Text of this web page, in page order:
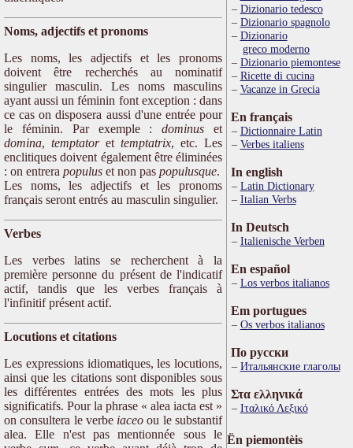
Noms, adjectifs et pronoms
Les noms, les adjectifs et les pronoms
doivent être recherchés au nominatif
singulier masculin. Les noms masculins
ayant aussi un féminin font exception : dans
ce cas on disposera aussi d'une entrée pour
le féminin. Par exemple :dominus et
domina, temptatoret temptatrix, etc. Les
enclitiques doivent également être éliminées
: on entrera populus et non pas populusque.
Les noms, les adjectifs et les pronoms
français seront entrés au masculin singulier.
Verbes
Les verbes latins se recherchent à la
première personne du présent de l'indicatif
actif, tandis que les verbes français à
l'infinitif présent actif.
Locutions et citations
Les expressions idiomatiques, les locutions,
ainsi que les citations sont disponibles sous
les différentes entrées des mots les plus
significatifs. Pour la phrase « alea iacta est »
on consultera le verbe iaceo ou le substantif
alea. Elle n'est pas mentionnée sous le
Dizionario tedesco
Dizionario spagnolo
Dizionario
greco moderno
Dizionario piemontese
Ricette di cucina
Vacanze in Grecia
En français
Dictionnaire Latin
Verbes italiens
In english
Latin Dictionary
Italian Verbs
In Deutsch
Italienische Verben
En español
Los verbos italianos
Em portugues
Os verbos italianos
По русски
Итальянские глаголы
Στα ελληνικά
Ιταλικό Λεξικό
Ën piemontèis